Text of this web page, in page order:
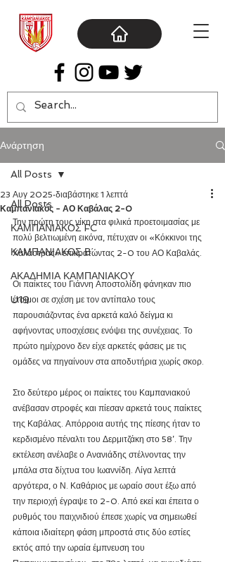
Ανάρτηση
All Posts
ΚΑΜΠΑΝΙΑΚΟΣ FC
ΚΑΜΠΑΝΙΑΚΟΣ Β΄
ΑΚΑΔΗΜΙΑ ΚΑΜΠΑΝΙΑΚΟΥ
U19
All Posts
Καμπανιακός - ΑΟ Καβάλας 2-0
23 Αυγ 2025 διαβάστηκε 1 λεπτά
Την πρώτη τους νίκη στα φιλικά προετοιμασίας με
πολύ βελτιωμένη εικόνα, πέτυχαν οι «Κόκκινοι της
Χαλάστρας» επικρατώντας 2-0 του ΑΟ Καβαλάς.
Οι παίκτες του Γιάννη Αποστολίδη φάνηκαν πιο
έτοιμοι σε σχέση με τον αντίπαλο τους
παρουσιάζοντας ένα αρκετά καλό δείγμα κι
αφήνοντας υποσχέσεις ενόψει της συνέχειας. Το
πρώτο ημίχρονο δεν είχε αρκετές φάσεις με τις
ομάδες να πηγαίνουν στα αποδυτήρια χωρίς σκορ.
Στο δεύτερο μέρος οι παίκτες του Καμπανιακού
ανέβασαν στροφές και πίεσαν αρκετά τους παίκτες
της Καβάλας. Απόρροια αυτής της πίεσης ήταν το
κερδισμένο πέναλτι του Δερμιτζάκη στο 58’. Την
εκτέλεση ανέλαβε ο Ανανιάδης στέλνοντας την
μπάλα στα δίχτυα του Ιωαννίδη. Λίγα λεπτά
αργότερα, ο Ν. Καθάριος με ωραίο σουτ έξω από
την περιοχή έγραψε το 2-0. Από εκεί και έπειτα ο
ρυθμός του παιχνιδιού έπεσε χωρίς να σημειωθεί
κάποια ιδιαίτερη φάση μπροστά στις δύο εστίες
εκτός από την ωραία έμπνευση του